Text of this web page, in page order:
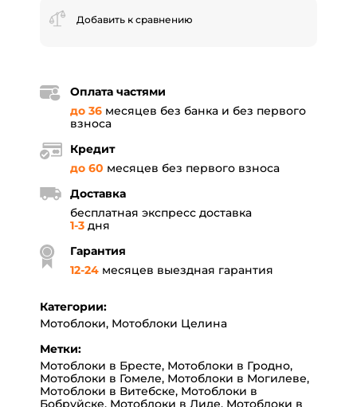
Добавить к сравнению
Оплата частями
до 36 месяцев без банка и без первого
взноса
Кредит
до 60 месяцев без первого взноса
Доставка
бесплатная экспресс доставка
1-3 дня
Гарантия
12-24 месяцев выездная гарантия
Категории:
Мотоблоки, Мотоблоки Целина
Метки:
Мотоблоки в Бресте, Мотоблоки в Гродно,
Мотоблоки в Гомеле, Мотоблоки в Могилеве,
Мотоблоки в Витебске, Мотоблоки в